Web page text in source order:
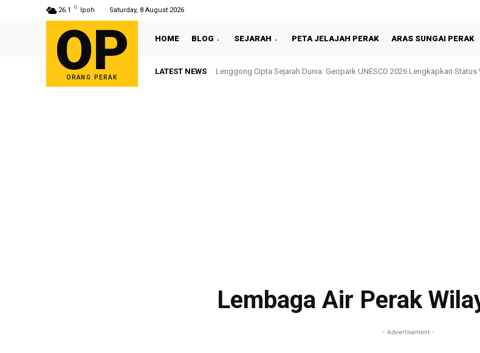
26.1 C Ipoh Saturday, 8 August 2026
OP
ORANG PERAK
HOME BLOG SEJARAH PETA JELAJAH PERAK ARAS SUNGAI PERAK
LATEST NEWS Lenggong Cipta Sejarah Dunia: Geopark UNESCO 2026 Lengkapkan Status
Lembaga Air Perak
- Advertisement -